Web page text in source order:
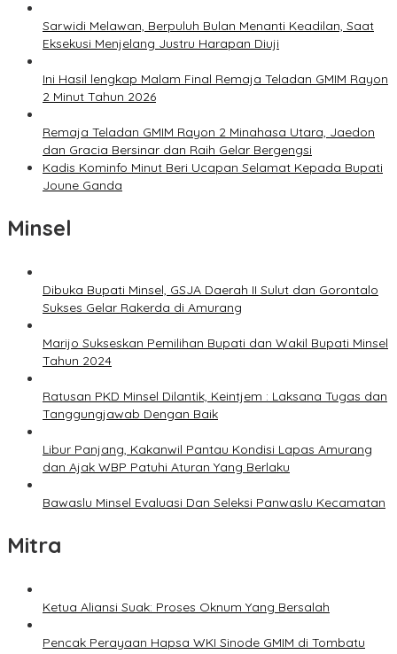
Sarwidi Melawan, Berpuluh Bulan Menanti Keadilan, Saat
Eksekusi Menjelang Justru Harapan Diuji
Ini Hasil lengkap Malam Final Remaja Teladan GMIM Rayon
2 Minut Tahun 2026
Remaja Teladan GMIM Rayon 2 Minahasa Utara, Jaedon
dan Gracia Bersinar dan Raih Gelar Bergengsi
Kadis Kominfo Minut Beri Ucapan Selamat Kepada Bupati
Joune Ganda
Minsel
Dibuka Bupati Minsel, GSJA Daerah II Sulut dan Gorontalo
Sukses Gelar Rakerda di Amurang
Marijo Sukseskan Pemilihan Bupati dan Wakil Bupati Minsel
Tahun 2024
Ratusan PKD Minsel Dilantik, Keintjem : Laksana Tugas dan
Tanggungjawab Dengan Baik
Libur Panjang, Kakanwil Pantau Kondisi Lapas Amurang
dan Ajak WBP Patuhi Aturan Yang Berlaku
Bawaslu Minsel Evaluasi Dan Seleksi Panwaslu Kecamatan
Mitra
Ketua Aliansi Suak: Proses Oknum Yang Bersalah
Pencak Perayaan Hapsa WKI Sinode GMIM di Tombatu